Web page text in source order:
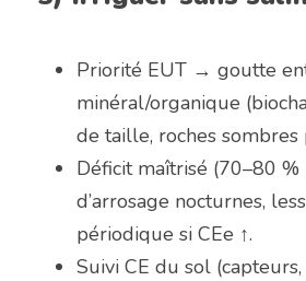
Priorité EUT → goutte
minéral/organique
de taille, roches sombres
Déficit maîtrisé (70–80 %
d’arrosage nocturnes,
périodique si CEe ↑.
Suivi CE du sol